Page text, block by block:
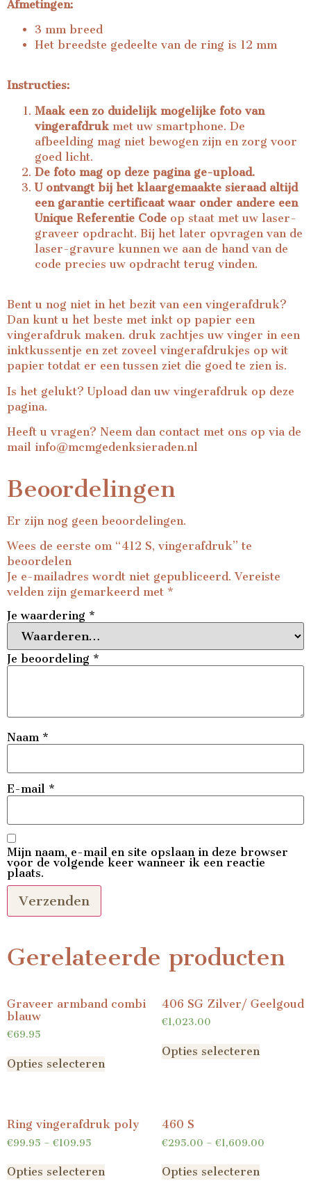
Afmetingen:
3 mm breed
Het breedste gedeelte van de ring is 12 mm
Instructies:
Maak een zo duidelijk mogelijke foto van
vingerafdruk met uw smartphone. De
afbeelding mag niet bewogen zijn en zorg voor
goed licht.
De foto mag op deze pagina ge-upload.
U ontvangt bij het klaargemaakte sieraad altijd
een garantie certificaat waar onder andere een
Unique Referentie Code op staat met uw laser-
graveer opdracht. Bij het later opvragen van de
laser-gravure kunnen we aan de hand van de
code precies uw opdracht terug vinden.
Bent u nog niet in het bezit van een vingerafdruk?
Dan kunt u het beste met inkt op papier een
vingerafdruk maken. druk zachtjes uw vinger in een
inktkussentje en zet zoveel vingerafdrukjes op wit
papier totdat er een tussen ziet die goed te zien is.
Is het gelukt? Upload dan uw vingerafdruk op deze
pagina.
Heeft u vragen? Neem dan contact met ons op via de
mail info@mcmgedenksieraden.nl
Beoordelingen
Er zijn nog geen beoordelingen.
Wees de eerste om “412 S, vingerafdruk” te
beoordelen
Je e-mailadres wordt niet gepubliceerd. Vereiste
velden zijn gemarkeerd met *
Je waardering *
Je beoordeling *
Naam *
E-mail *
Mijn naam, e-mail en site opslaan in deze browser
voor de volgende keer wanneer ik een reactie
plaats.
Gerelateerde producten
Graveer armband combi
blauw
€69.95
Opties selecteren
406 SG Zilver/ Geelgoud
€1,023.00
Opties selecteren
Ring vingerafdruk poly
€99.95 – €109.95
Opties selecteren
460 S
€295.00 – €1,609.00
Opties selecteren